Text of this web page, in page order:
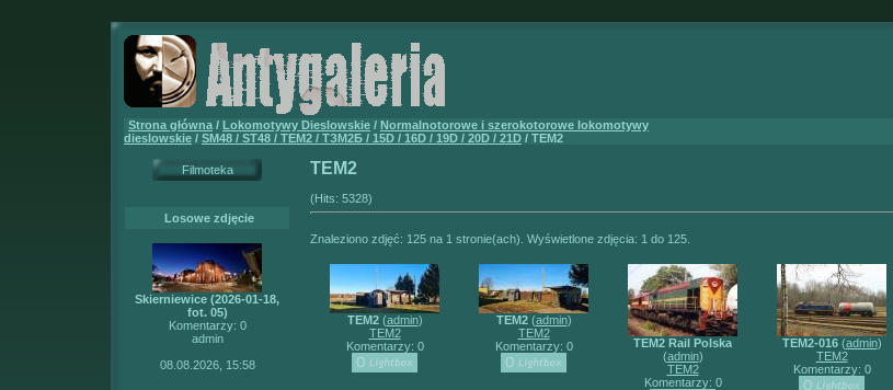
Strona główna / Lokomotywy Dieslowskie / Normalnotorowe i szerokotorowe lokomotywy
dieslowskie / SM48 / ST48 / TEM2 / ТЗМ2Б / 15D / 16D / 19D / 20D / 21D / TEM2
Filmoteka
Losowe zdjęcie
Skierniewice (2026-01-18,
fot. 05)
Komentarzy: 0
admin
08.08.2026, 15:58
TEM2
(Hits: 5328)
Znaleziono zdjęć: 125 na 1 stronie(ach). Wyświetlone zdjęcia: 1 do 125.
TEM2(admin)
TEM2
Komentarzy: 0
TEM2(admin)
TEM2
Komentarzy: 0
TEM2 Rail Polska
(admin)
TEM2
Komentarzy: 0
TEM2-016(admin)
TEM2
Komentarzy: 0